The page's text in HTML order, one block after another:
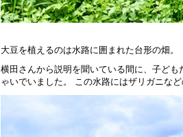
大豆を植えるのは水路に囲まれた台形の畑。
横田さんから説明を聞いている間に、子ど
ゃいでいました。 この水路にはザリガニな